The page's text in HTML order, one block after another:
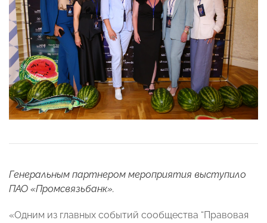
Генеральным партнером мероприятия выступило
ПАО «Промсвязьбанк».
«Одним из главных событий сообщества “Правовая